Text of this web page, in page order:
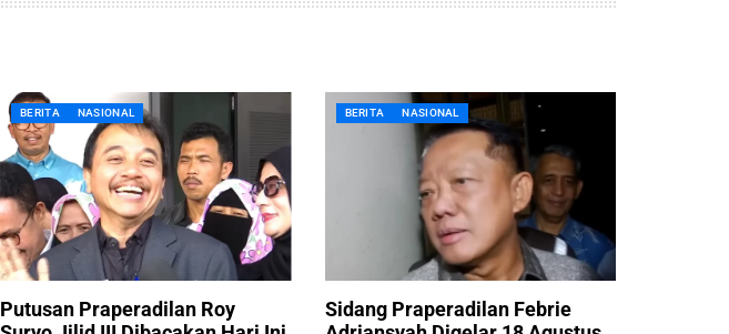
BERITA NASIONAL
Putusan Praperadilan Roy
BERITA NASIONAL
Sidang Praperadilan Febrie